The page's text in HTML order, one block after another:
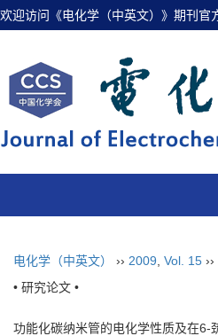
欢迎访问《电化学（中英文）》期刊官
电化学（中英文） ›› 2009 Vol. 15 ››
• 研究论文 •
功能化碳纳米管的电化学性质及在6-